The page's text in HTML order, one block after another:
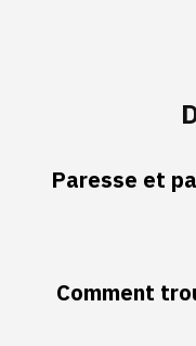
Paresse et
Comment